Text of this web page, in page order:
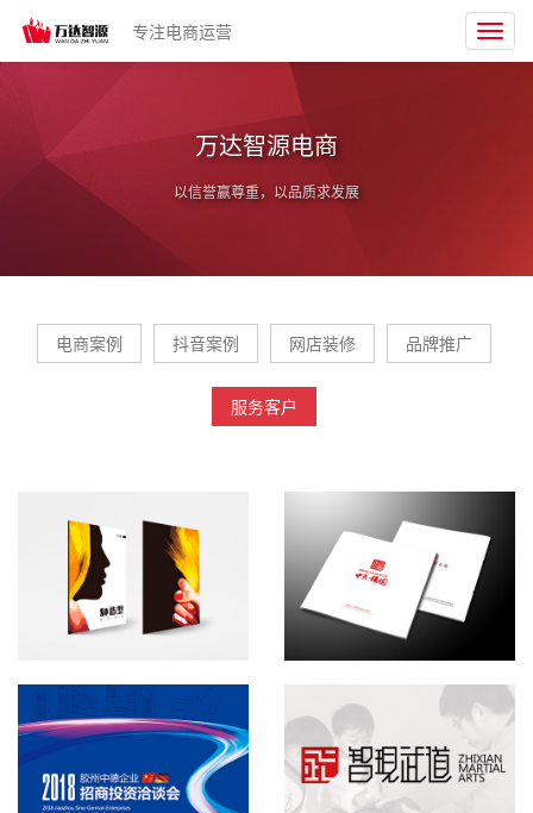
专注电商运营
万达智源电商
以信誉赢尊重，以品质求发展
电商案例 抖音案例 网店装修 品牌推广
服务客户